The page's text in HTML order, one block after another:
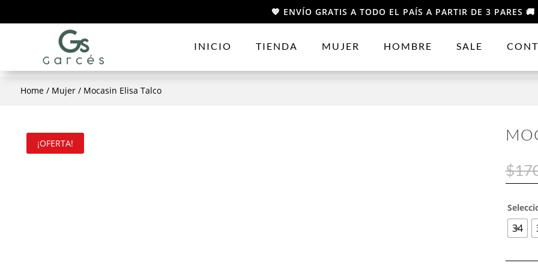
💖 ENVÍO GRATIS A TODO EL PAÍS A PARTIR DE 3 PARES 🚚
INICIO TIENDA MUJER HOMBRE SALE
Home/ Mujer/ Mocasin Elisa Talco
¡OFERTA!
$
34